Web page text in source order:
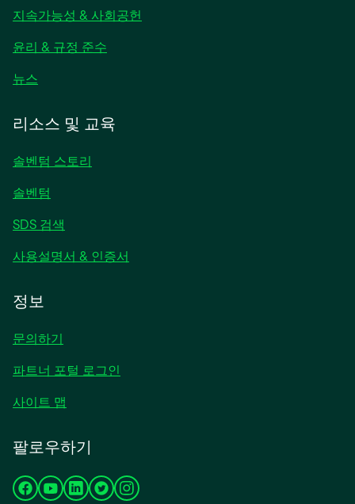
서
림
지속가능성 & 사회공헌
윤리 & 규정 준수
뉴스
에
서
열
림
리소스 및 교육
솔벤텀 스토리
솔벤텀
SDS 검색
사용설명서 & 인증서
정보
문의하기
파트너 포털 로그인
사이트 맵
팔로우하기
새 새 새 새 새